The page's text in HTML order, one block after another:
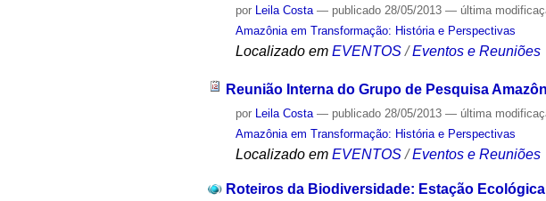
por Leila Costa — publicado 28/05/2013— última
Amazônia em Transformação: História e Perspectivas
Localizado em EVENTOS /Eventos e Reuniões
Reunião Interna do Grupo de Pesquisa
por Leila Costa — publicado 28/05/2013— última
Amazônia em Transformação: História e Perspectivas
Localizado em EVENTOS /Eventos e Reuniões
Roteiros da Biodiversidade: Estação